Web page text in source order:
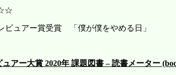
ビュアー賞受賞 「僕が僕をやめる日」
アー大賞 2020年 課題図書 – 読書メーター